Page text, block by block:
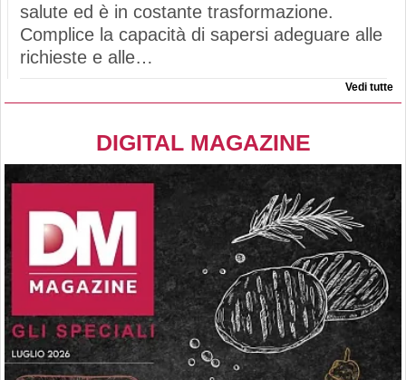
salute ed è in costante trasformazione.
Complice la capacità di sapersi adeguare alle
richieste e alle…
Vedi tutte
DIGITAL MAGAZINE